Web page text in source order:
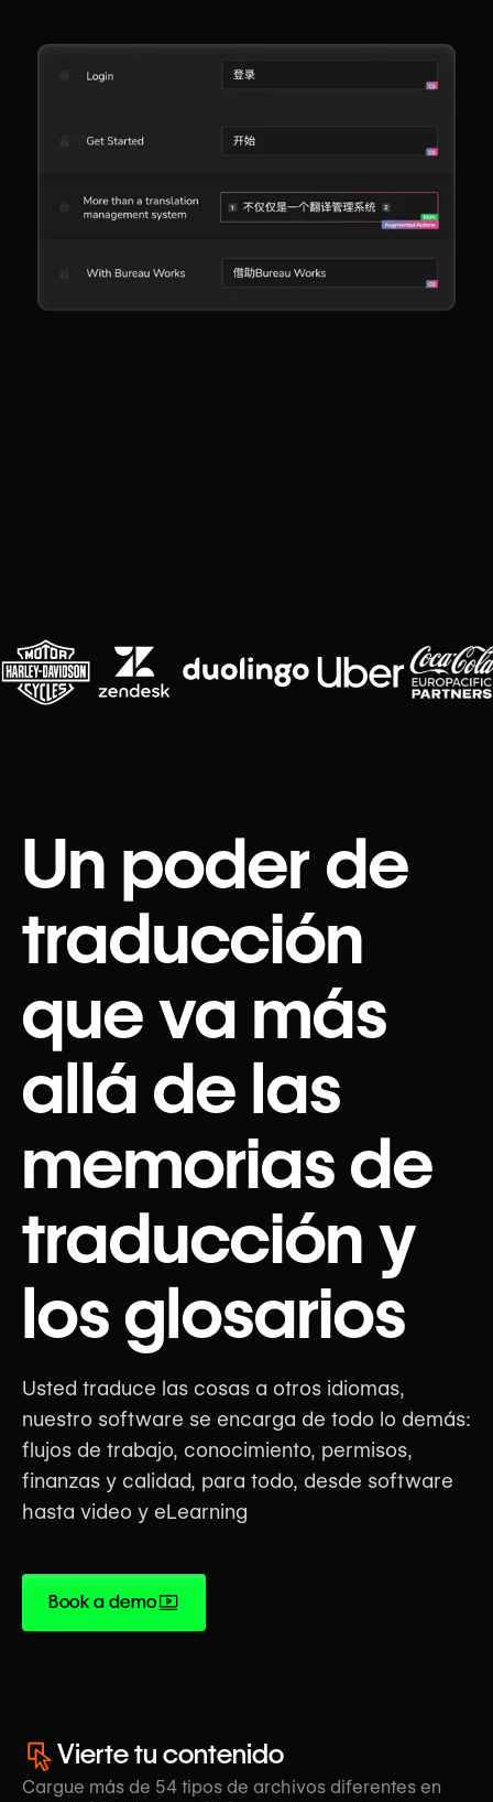
Un poder de
traducción
que va más
allá de las
memorias de
traducción y
los glosarios
Usted traduce las cosas a otros idiomas,
nuestro software se encarga de todo lo demás:
flujos de trabajo, conocimiento, permisos,
finanzas y calidad, para todo, desde software
hasta video y eLearning
Book a demo
Vierte tu contenido
Cargue más de 54 tipos de archivos diferentes en